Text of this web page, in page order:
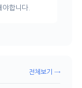
야합니다.
전체보기 →